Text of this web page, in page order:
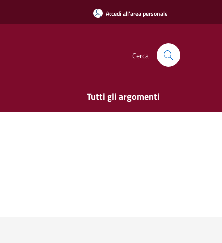
Accedi all'area personale
Cerca
Tutti gli argomenti